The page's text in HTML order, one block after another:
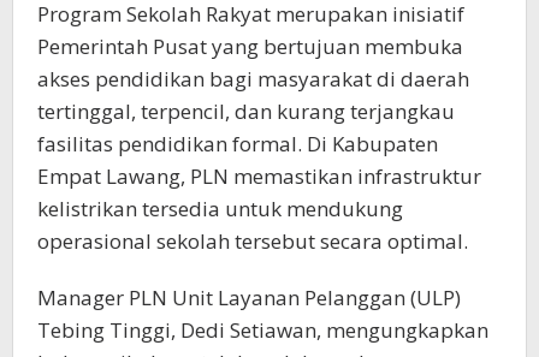
Program Sekolah Rakyat merupakan inisiatif
Pemerintah Pusat yang bertujuan membuka
akses pendidikan bagi masyarakat di daerah
tertinggal, terpencil, dan kurang terjangkau
fasilitas pendidikan formal. Di Kabupaten
Empat Lawang, PLN memastikan infrastruktur
kelistrikan tersedia untuk mendukung
operasional sekolah tersebut secara optimal.
Manager PLN Unit Layanan Pelanggan (ULP)
Tebing Tinggi, Dedi Setiawan, mengungkapkan